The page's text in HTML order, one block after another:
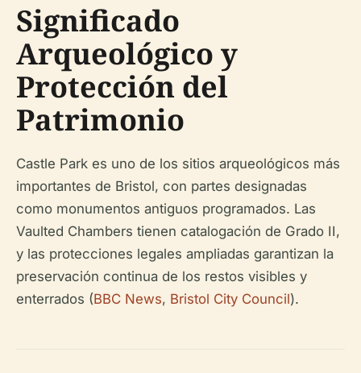
Significado
Arqueológico y
Protección del
Patrimonio
Castle Park es uno de los sitios arqueológicos más
importantes de Bristol, con partes designadas
como monumentos antiguos programados. Las
Vaulted Chambers tienen catalogación de Grado II,
y las protecciones legales ampliadas garantizan la
preservación continua de los restos visibles y
enterrados (BBC News, Bristol City Council).